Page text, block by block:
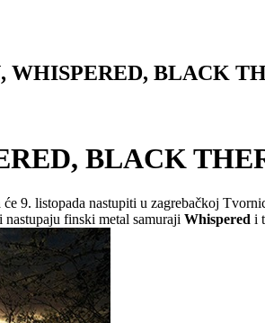
WHISPERED, BLACK
BLACK
će 9. listopada nastupiti u zagrebačkoj
finski metal samuraji Whispered i